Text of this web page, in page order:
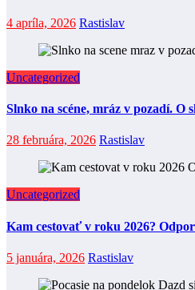
4 apríla, 2026 Rastislav
Uncategorized
Slnko na scéne, mráz v pozadí. O
28 februára, 2026 Rastislav
Uncategorized
Kam cestovať v roku 2026?
5 januára, 2026 Rastislav